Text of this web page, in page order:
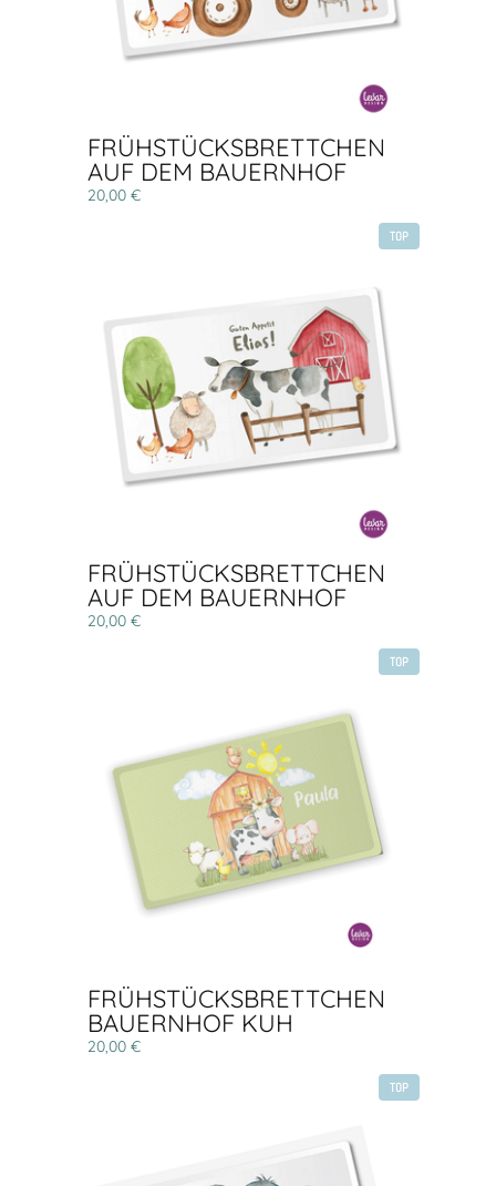
FRÜHSTÜCKSBRETTCHEN
AUF DEM BAUERNHOF
20,00 €
TOP
FRÜHSTÜCKSBRETTCHEN
AUF DEM BAUERNHOF
20,00 €
TOP
FRÜHSTÜCKSBRETTCHEN
BAUERNHOF KUH
20,00 €
TOP